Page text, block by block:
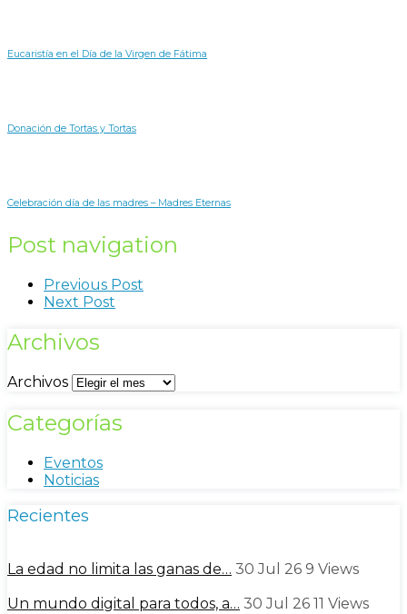
Eucaristía en el Día de la Virgen de Fátima
Donación de Tortas y Tortas
Celebración día de las madres – Madres Eternas
Post navigation
Previous Post
Next Post
Archivos
Archivos
Categorías
Eventos
Noticias
Recientes
La edad no limita las ganas de… 30 Jul 26 9 Views
Un mundo digital para todos, a… 30 Jul 26 11 Views